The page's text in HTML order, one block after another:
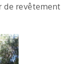
de revêtement